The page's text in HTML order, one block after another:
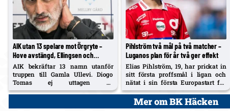
AIK utan 13 spelare mot Örgryte –
Hove avstängd, Ellingsen och
Papagiannopoulos skadade; Tomas
ej matchklar
AIK bekräftar 13 namn utanför
truppen till Gamla Ullevi. Diogo
Tomas ej uttagen av
matchformsskäl – inte skadad.
Pihlström två mål på två matcher –
Luganos plan för år två ger effekt
Elias Pihlström, 19, har prickat in
sitt första proffsmål i ligan och
nätat i sin första Europastart för
Lugano. Från 314 minuter i fjol till
204 redan nu – och ett
långtidskontrakt som löper till
Mer om BK Häcken